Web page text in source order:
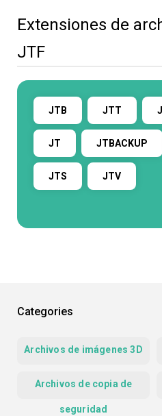
Extensiones de
JTF
JTB JTT
JT JTBACKUP
JTS JTV
Categories
Archivos de imágenes 3D
Archivos de copia de
seguridad